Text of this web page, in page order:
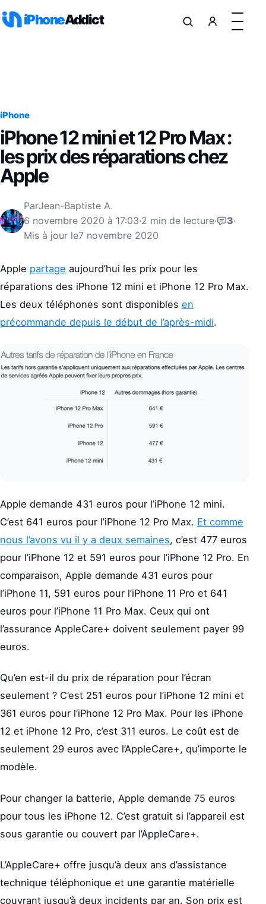
iPhoneAddict
iPhone
iPhone 12 mini et 12 Pro Max :
les prix des réparations chez
Apple
ParJean-Baptiste A.
6 novembre 2020 à 17:03·2 min de lecture· 3·
Mis à jour le7 novembre 2020
Apple partage aujourd’hui les prix pour les
réparations des iPhone 12 mini et iPhone 12 Pro Max.
Les deux téléphones sont disponibles en
précommande depuis le début de l’après-midi.
Apple demande 431 euros pour l’iPhone 12 mini.
C’est 641 euros pour l’iPhone 12 Pro Max. Et comme
nous l’avons vu il y a deux semaines, c’est 477 euros
pour l’iPhone 12 et 591 euros pour l’iPhone 12 Pro. En
comparaison, Apple demande 431 euros pour
l’iPhone 11, 591 euros pour l’iPhone 11 Pro et 641
euros pour l’iPhone 11 Pro Max. Ceux qui ont
l’assurance AppleCare+ doivent seulement payer 99
euros.
Qu’en est-il du prix de réparation pour l’écran
seulement ? C’est 251 euros pour l’iPhone 12 mini et
361 euros pour l’iPhone 12 Pro Max. Pour les iPhone
12 et iPhone 12 Pro, c’est 311 euros. Le coût est de
seulement 29 euros avec l’AppleCare+, qu’importe le
modèle.
Pour changer la batterie, Apple demande 75 euros
pour tous les iPhone 12. C’est gratuit si l’appareil est
sous garantie ou couvert par l’AppleCare+.
L’AppleCare+ offre jusqu’à deux ans d’assistance
technique téléphonique et une garantie matérielle
couvrant jusqu’à deux incidents par an. Son prix est